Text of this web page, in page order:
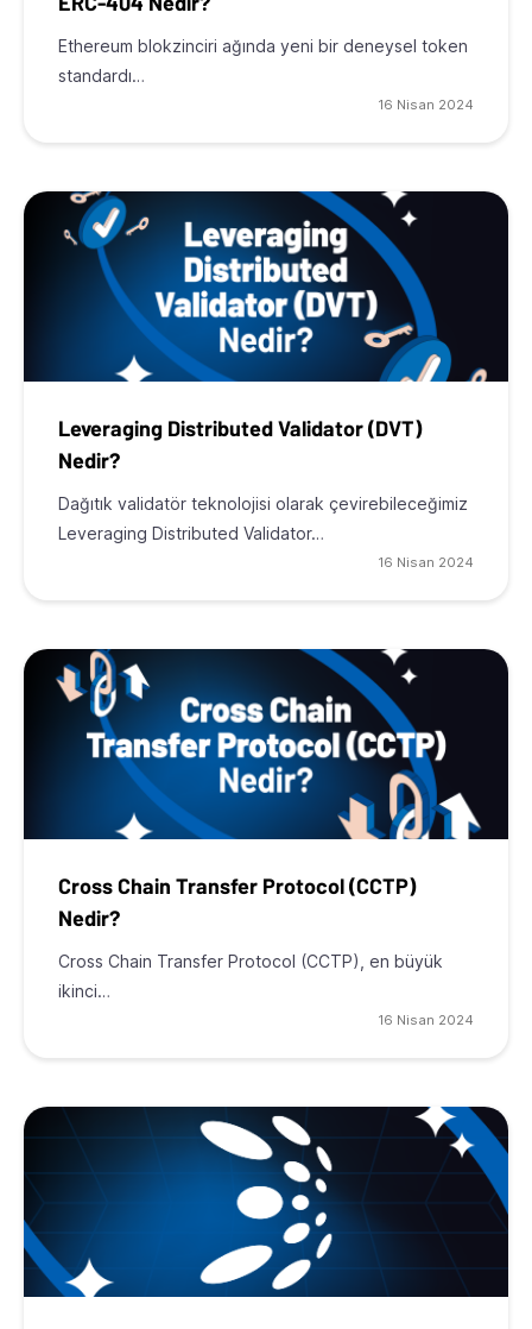
Ethereum blokzinciri ağında yeni bir deneysel token
standardı…
16 Nisan 2024
Leveraging Distributed Validator (DVT)
Nedir?
Dağıtık validatör teknolojisi olarak çevirebileceğimiz
Leveraging Distributed Validator…
16 Nisan 2024
Cross Chain Transfer Protocol (CCTP)
Nedir?
Cross Chain Transfer Protocol (CCTP), en büyük
ikinci…
16 Nisan 2024